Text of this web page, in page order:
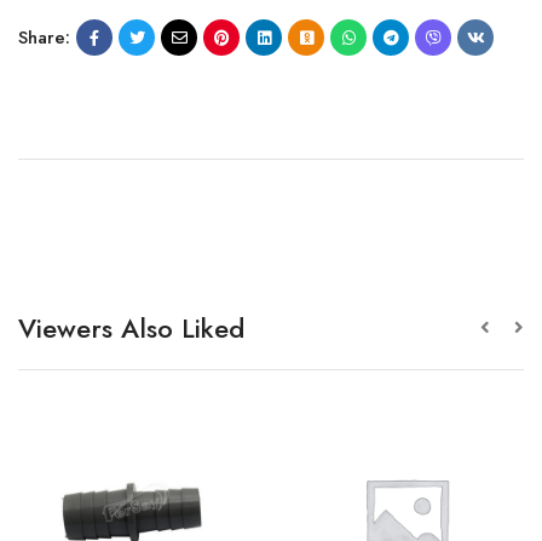
Share:
Viewers Also Liked